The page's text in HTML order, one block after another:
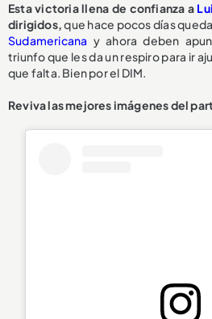
Esta victoria llena de confianza a
dirigidos,que hace pocos días
Sudamericana y ahora deben
triunfo que les da un respiro para ir
que falta. Bien por el DIM.
Reviva las mejores imágenes del